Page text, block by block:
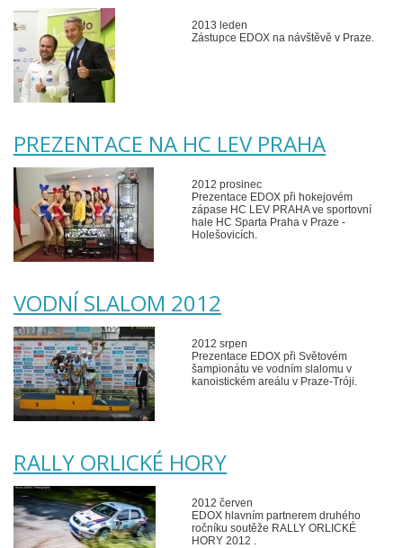
2013 leden
Zástupce EDOX na návštěvě v Praze.
PREZENTACE NA HC LEV PRAHA
2012 prosinec
Prezentace EDOX při hokejovém
zápase HC LEV PRAHA ve sportovní
hale HC Sparta Praha v Praze -
Holešovicích.
VODNÍ SLALOM 2012
2012 srpen
Prezentace EDOX při Světovém
šampionátu ve vodním slalomu v
kanoistickém areálu v Praze-Tróji.
RALLY ORLICKÉ HORY
2012 červen
EDOX hlavním partnerem druhého
ročníku soutěže RALLY ORLICKÉ
HORY 2012 .